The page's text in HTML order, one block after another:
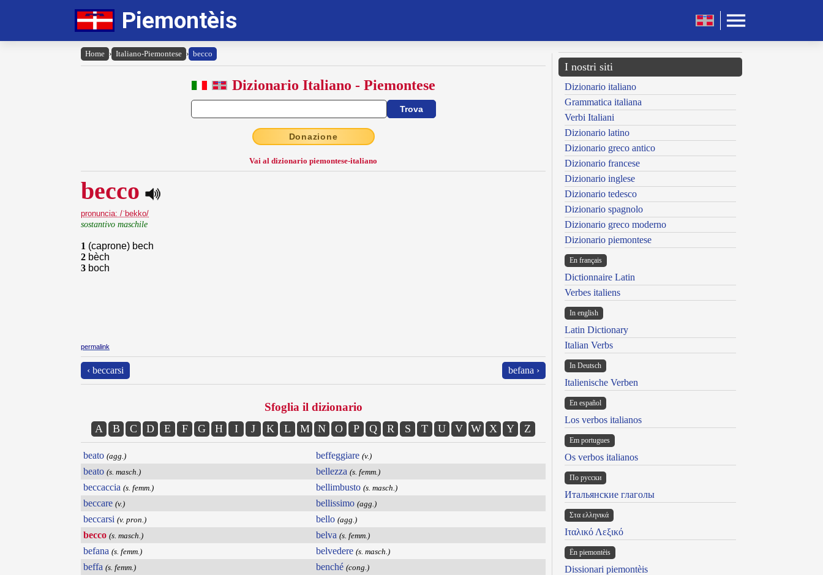
Piemontèis
Home › Italiano-Piemontese › becco
Dizionario Italiano - Piemontese
Donazione
Vai al dizionario piemontese-italiano
becco
pronuncia: /ˈbekko/
sostantivo maschile
1 (caprone) bech
2 bèch
3 boch
permalink
‹ beccarsi befana ›
Sfoglia il dizionario
A B C D E F G H I J K L M N O P Q R S T U V W X Y Z
beato (agg.)
beato (s. masch.)
beccaccia (s. femm.)
beccare (v.)
beccarsi (v. pron.)
becco (s. masch.)
befana (s. femm.)
beffa (s. femm.)
beffeggiare (v.)
bellezza (s. femm.)
bellimbusto (s. masch.)
bellissimo (agg.)
bello (agg.)
belva (s. femm.)
belvedere (s. masch.)
benché (cong.)
I nostri siti
Dizionario italiano
Grammatica italiana
Verbi Italiani
Dizionario latino
Dizionario greco antico
Dizionario francese
Dizionario inglese
Dizionario tedesco
Dizionario spagnolo
Dizionario greco moderno
Dizionario piemontese
En français
Dictionnaire Latin
Verbes italiens
In english
Latin Dictionary
Italian Verbs
In Deutsch
Italienische Verben
En español
Los verbos italianos
Em portugues
Os verbos italianos
По русски
Итальянские глаголы
Στα ελληνικά
Ιταλικό Λεξικό
Ën piemontèis
Dissionari piemontèis